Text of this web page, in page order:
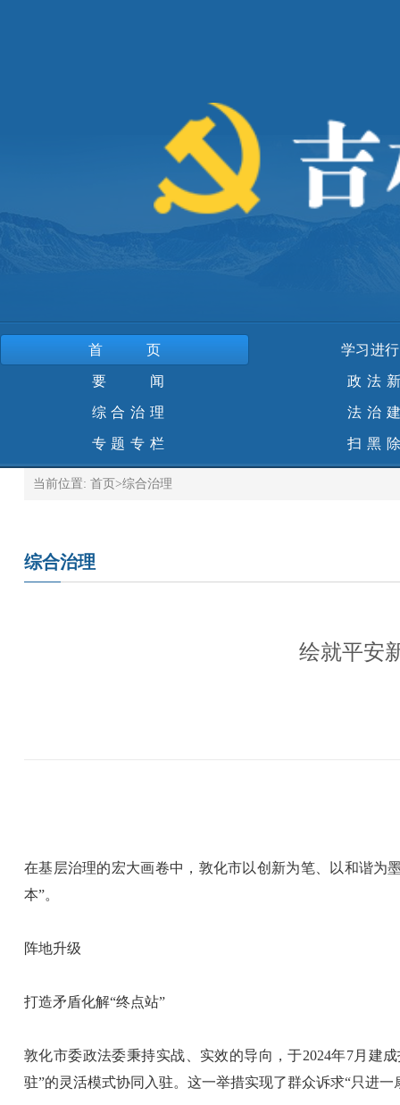
首页 学习进
要 闻 政法
综合治理 法治
专题专栏 扫黑
当前位置: 首页 >综合治理
综合治理
绘就平安
在基层治理的宏大画卷中，敦化市以创新为笔、以和谐为
本”。
阵地升级
打造矛盾化解“终点站”
敦化市委政法委秉持实战、实效的导向，于2024年7月建
驻”的灵活模式协同入驻。这一举措实现了群众诉求“只进